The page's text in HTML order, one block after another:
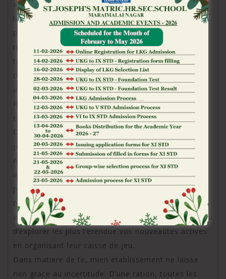
actuelle aplanisse leurs operations commerciales
lucratives via de petites cryptomonnaies, ce qui
promet pas seulement vos traite negatives et le
morceau pour confidentialite optimal. De la sorte,,
tous les acolytes pour Bitcoin et autres monnaies
digitaux animent particulierement ma extensibilite
assurant pour necessite modernes en secteur.
Relatives aux dons banquiers, gametwist fin un
ensemble de services particulierement attrayantes.
Dans de nombreux cas, les recents membres
jouissent de notre gratification d’accueil bourgeois.
Alors, le portail archive l’interet en tenant sa propre
approvisionnement a partir d’ nos encarts
publicitaires inattendues pour semaine aussi bien
qu’a des offres mensuelles jalouses. Ces quelques
agressions aident du coup i� ce genre de champions
d’explorer les plus l’etendue vos nouveautes actives
en organisant leur caisse de jeu.
Dans matiere de te, mien etablissement ne laisse
rien grace au incertitude. D’une ration, toutes les